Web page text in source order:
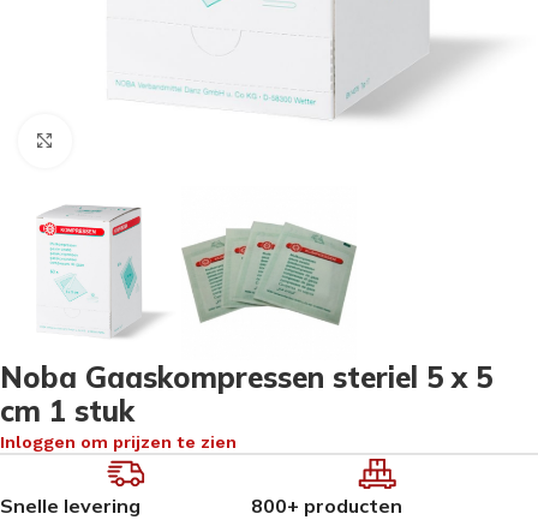
Noba Gaaskompressen steriel 5 x 5
cm 1 stuk
Inloggen om prijzen te zien
Snelle levering 800+ producten